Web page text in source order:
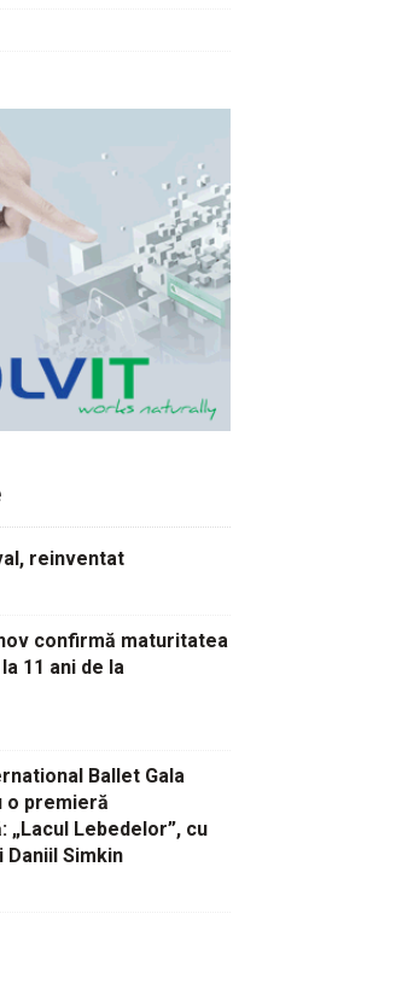
reinventat
confirmă maturitatea
11 ani de la
Ballet Gala
o premieră
„Lacul Lebedelor”, cu
Daniil Simkin